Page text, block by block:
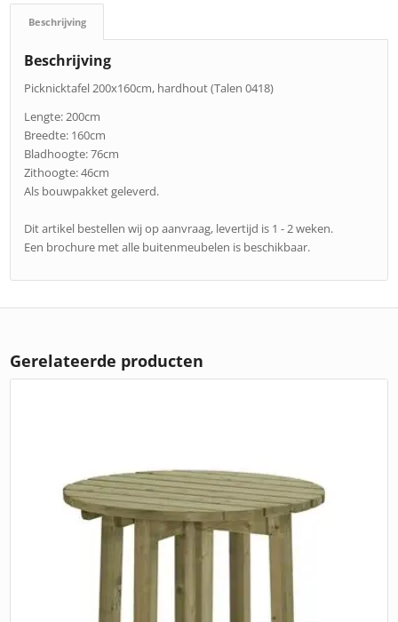
Beschrijving
Beschrijving
Picknicktafel 200x160cm, hardhout (Talen 0418)
Lengte: 200cm
Breedte: 160cm
Bladhoogte: 76cm
Zithoogte: 46cm
Als bouwpakket geleverd.
Dit artikel bestellen wij op aanvraag, levertijd is 1 - 2 weken.
Een brochure met alle buitenmeubelen is beschikbaar.
Gerelateerde producten